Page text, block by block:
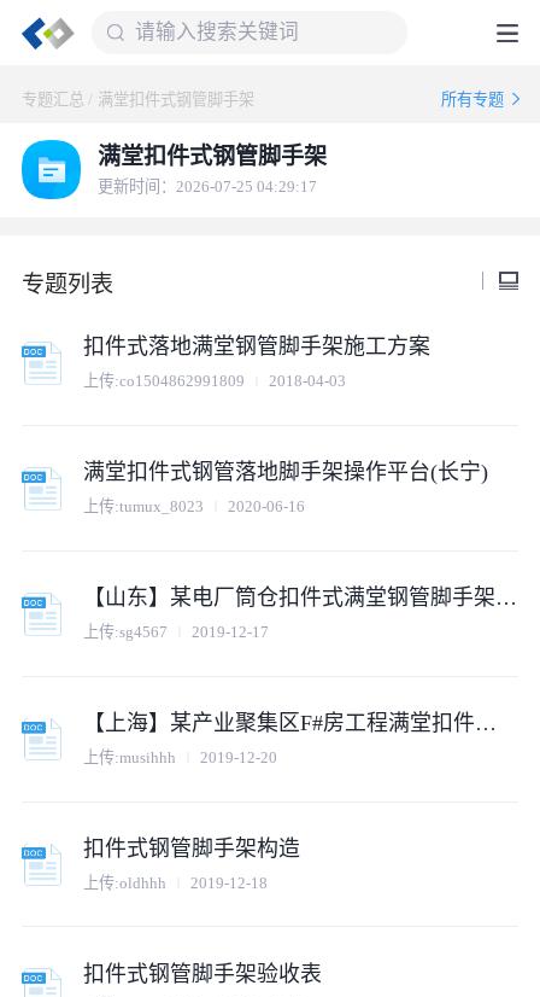
专题汇总 / 满堂扣件式钢管脚手架 所有专题
满堂扣件式钢管脚手架
更新时间：2026-07-25 04:29:17
专题列表
扣件式落地满堂钢管脚手架施工方案
上传:co1504862991809 2018-04-03
满堂扣件式钢管落地脚手架操作平台(长宁)
上传:tumux_8023 2020-06-16
【山东】某电厂筒仓扣件式满堂钢管脚手架专项施工方案
上传:sg4567 2019-12-17
【上海】某产业聚集区F#房工程满堂扣件式钢管落地脚手架操作平台
上传:musihhh 2019-12-20
扣件式钢管脚手架构造
上传:oldhhh 2019-12-18
扣件式钢管脚手架验收表